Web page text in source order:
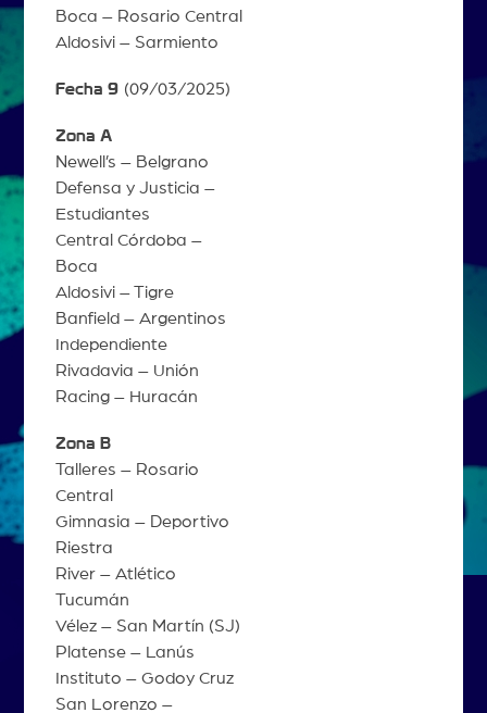
Boca – Rosario Central
Aldosivi – Sarmiento
Fecha 9 (09/03/2025)
Zona A
Newell’s – Belgrano
Defensa y Justicia –
Estudiantes
Central Córdoba –
Boca
Aldosivi – Tigre
Banfield – Argentinos
Independiente
Rivadavia – Unión
Racing – Huracán
Zona B
Talleres – Rosario
Central
Gimnasia – Deportivo
Riestra
River – Atlético
Tucumán
Vélez – San Martín (SJ)
Platense – Lanús
Instituto – Godoy Cruz
San Lorenzo –